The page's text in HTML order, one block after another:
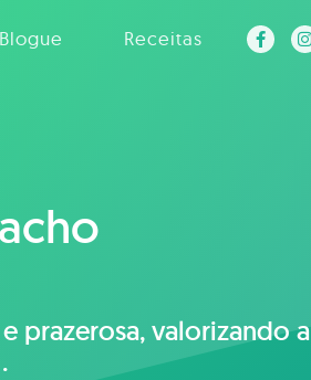
Blogue Receitas
prazerosa, valorizando a